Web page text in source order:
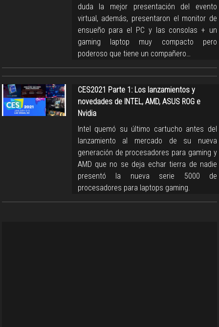
duda la mejor presentación del evento
virtual, además, presentaron el monitor de
ensueño para el PC y las consolas + un
gaming laptop muy compacto pero
poderoso que tiene un compañero…
CES2021 Parte 1: Los lanzamientos y
novedades de INTEL, AMD, ASUS ROG e
Nvidia
Intel quemó su último cartucho antes del
lanzamiento al mercado de su nueva
generación de procesadores para gaming y
AMD que no se deja echar tierra de nadie
presentó la nueva serie 5000 de
procesadores para laptops gaming.